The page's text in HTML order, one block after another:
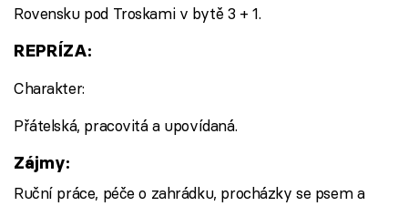
Rovensku pod Troskami v bytě 3 + 1.
REPRÍZA:
Charakter:
Přátelská, pracovitá a upovídaná.
Zájmy:
Ruční práce, péče o zahrádku, procházky se psem a